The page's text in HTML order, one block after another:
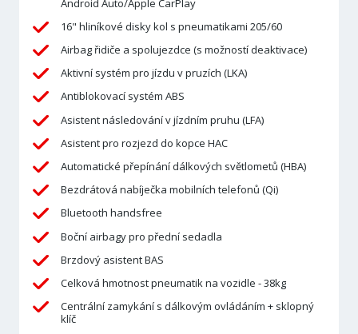
Android Auto/Apple CarPlay
16" hliníkové disky kol s pneumatikami 205/60
Airbag řidiče a spolujezdce (s možností deaktivace)
Aktivní systém pro jízdu v pruzích (LKA)
Antiblokovací systém ABS
Asistent následování v jízdním pruhu (LFA)
Asistent pro rozjezd do kopce HAC
Automatické přepínání dálkových světlometů (HBA)
Bezdrátová nabíječka mobilních telefonů (Qi)
Bluetooth handsfree
Boční airbagy pro přední sedadla
Brzdový asistent BAS
Celková hmotnost pneumatik na vozidle - 38kg
Centrální zamykání s dálkovým ovládáním + sklopný
klíč